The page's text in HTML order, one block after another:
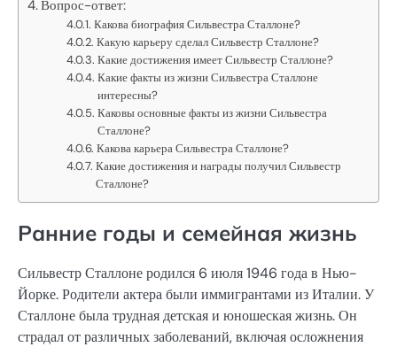
Вопрос-ответ:
Какова биография Сильвестра Сталлоне?
Какую карьеру сделал Сильвестр Сталлоне?
Какие достижения имеет Сильвестр Сталлоне?
Какие факты из жизни Сильвестра Сталлоне
интересны?
Каковы основные факты из жизни Сильвестра
Сталлоне?
Какова карьера Сильвестра Сталлоне?
Какие достижения и награды получил Сильвестр
Сталлоне?
Ранние годы и семейная жизнь
Сильвестр Сталлоне родился 6 июля 1946 года в Нью-
Йорке. Родители актера были иммигрантами из Италии. У
Сталлоне была трудная детская и юношеская жизнь. Он
страдал от различных заболеваний, включая осложнения